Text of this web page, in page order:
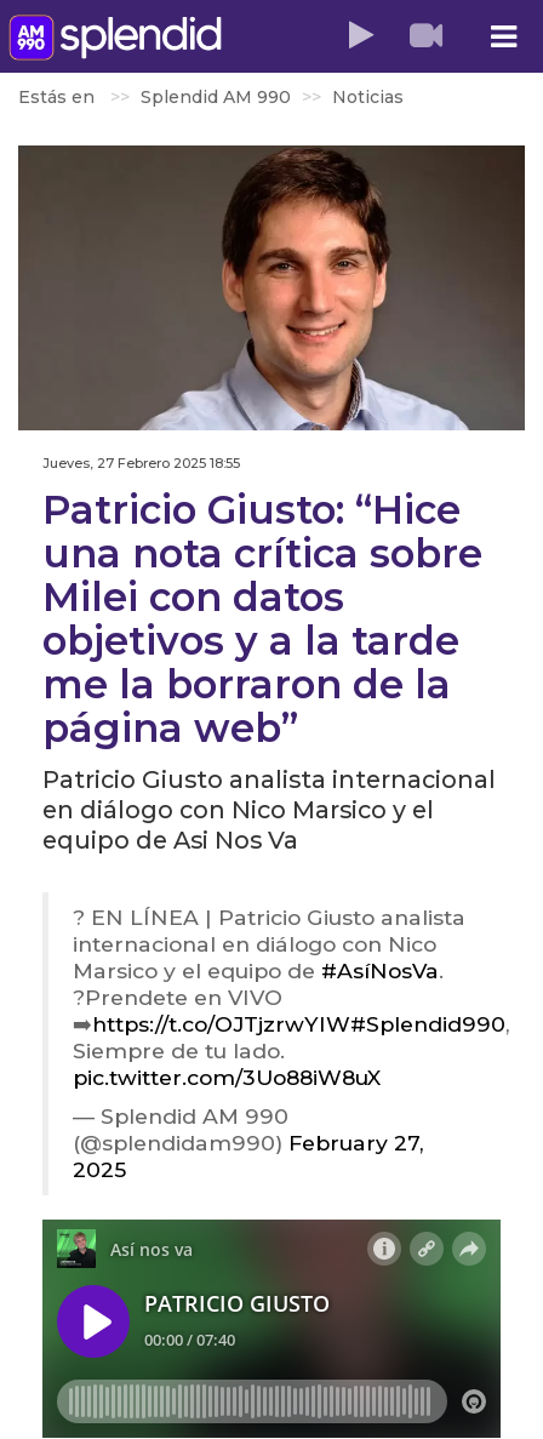
Estás en Splendid AM 990 Noticias
Jueves, 27 Febrero 2025 18:55
Patricio Giusto: “Hice
una nota crítica sobre
Milei con datos
objetivos y a la tarde
me la borraron de la
página web”
Patricio Giusto analista internacional
en diálogo con Nico Marsico y el
equipo de Asi Nos Va
? EN LÍNEA | Patricio Giusto analista
internacional en diálogo con Nico
Marsico y el equipo de #AsíNosVa.
?Prendete en VIVO
➡️https://t.co/OJTjzrwYIW#Splendid990,
Siempre de tu lado.
pic.twitter.com/3Uo88iW8uX
— Splendid AM 990
(@splendidam990) February 27,
2025